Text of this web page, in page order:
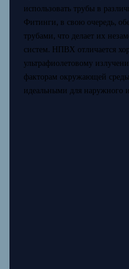
использовать трубы в
Фитинги, в свою очередь,
трубами, что делает их
систем. НПВХ отличается
ультрафиолетовому
факторам окружающей
идеальными для наружного